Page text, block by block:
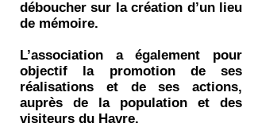
déboucher sur la création d’un lieu
de mémoire.
L’association a également pour
objectif la promotion de ses
réalisations et de ses actions,
auprès de la population et des
visiteurs du Havre.